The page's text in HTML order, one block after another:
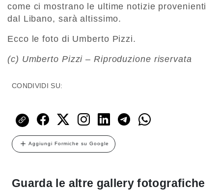
come ci mostrano le ultime notizie provenienti
dal Libano, sarà altissimo.
Ecco le foto di Umberto Pizzi.
(c) Umberto Pizzi – Riproduzione riservata
CONDIVIDI SU:
Aggiungi Formiche su Google
Guarda le altre gallery fotografiche